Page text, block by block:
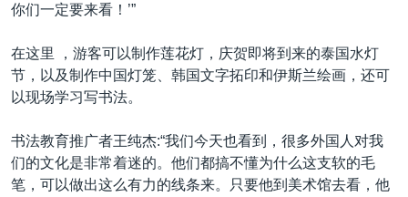
你们一定要来看！’”
在这里 ，游客可以制作莲花灯，庆贺即将到来的泰国水灯
节，以及制作中国灯笼、韩国文字拓印和伊斯兰绘画，还可
以现场学习写书法。
书法教育推广者王纯杰:“我们今天也看到，很多外国人对我
们的文化是非常着迷的。他们都搞不懂为什么这支软的毛
笔，可以做出这么有力的线条来。只要他到美术馆去看，他